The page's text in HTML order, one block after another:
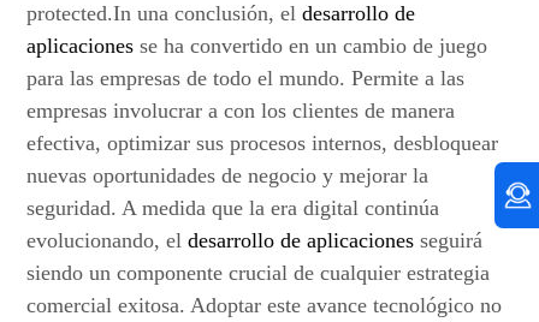
protected.In una conclusión, eldesarrollo de
aplicaciones se ha convertido en un cambio de juego
para las empresas de todo el mundo. Permite a las
empresas involucrar a con los clientes de manera
efectiva, optimizar sus procesos internos, desbloquear
nuevas oportunidades de negocio y mejorar la
seguridad. A medida que la era digital continúa
evolucionando, eldesarrollo de aplicaciones seguirá
siendo un componente crucial de cualquier estrategia
comercial exitosa. Adoptar este avance tecnológico no